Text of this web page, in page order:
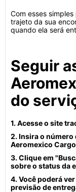
Com esses
trajeto da sua
quando ela será
Seguir
do
1. Acesse o site
2. Insira o número
Aeromexico
3. Clique em
sobre o status da
4. Você poderá
previsão de